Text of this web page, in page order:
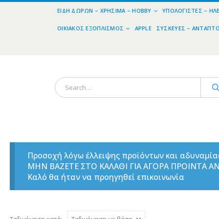
ΕΊΔΗ ΔΏΡΩΝ – ΧΡΉΣΙΜΑ – HOBBY ΥΠΟΛΟΓΙΣΤΈΣ –
ΟΙΚΙΑΚΌΣ ΕΞΟΠΛΙΣΜΌΣ APPLE ΣΥΣΚΕΥΈΣ –
Προσοχή λόγω έλλειψης προϊόντων και
ΜΗΝ ΒΑΖΕΤΕ ΣΤΟ ΚΑΛΑΘΙ ΓΙΑ ΑΓΟΡΑ ΠΡΟΙΝΤΑ
Καλό θα ήταν να προηγηθεί επικοινωνία